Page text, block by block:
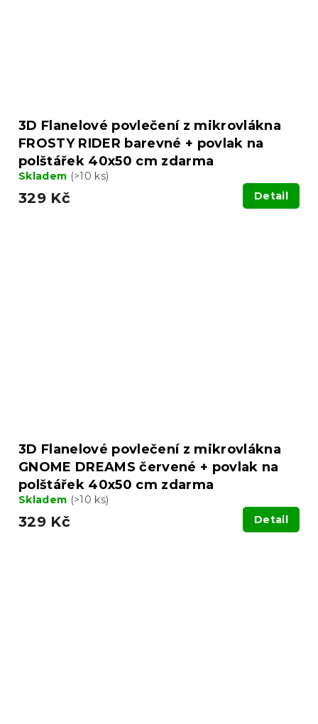
3D Flanelové povlečení z mikrovlákna
FROSTY RIDER barevné + povlak na
polštářek 40x50 cm zdarma
Skladem (>10 ks)
329 Kč Detail
3D Flanelové povlečení z mikrovlákna
GNOME DREAMS červené + povlak na
polštářek 40x50 cm zdarma
Skladem (>10 ks)
329 Kč Detail